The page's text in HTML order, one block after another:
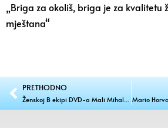
„Briga za okoliš, briga je za kvalitetu
mještana“
PRETHODNO
Ženskoj B ekipi DVD-a Mali Mihaljevec prvo mjesto u Omišu